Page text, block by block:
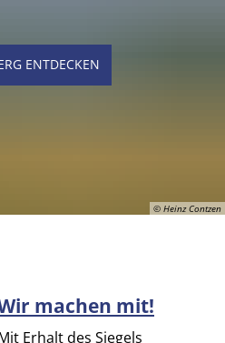
© Heinz Contzen
ENTDECKEN
machen mit!
Erhalt des Siegels